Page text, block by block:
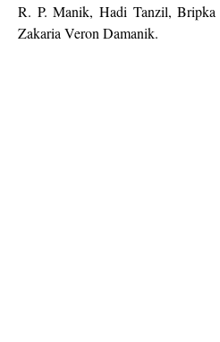
R. P. Manik, Hadi Tanzil,
Zakaria Veron Damanik.